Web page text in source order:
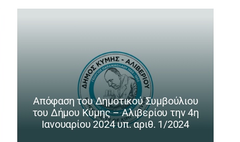
Απόφαση του Δημοτικού Συμβούλιου
του Δήμου Κύμης – Αλιβερίου την 4η
Ιανουαρίου 2024 υπ. αριθ. 1/2024